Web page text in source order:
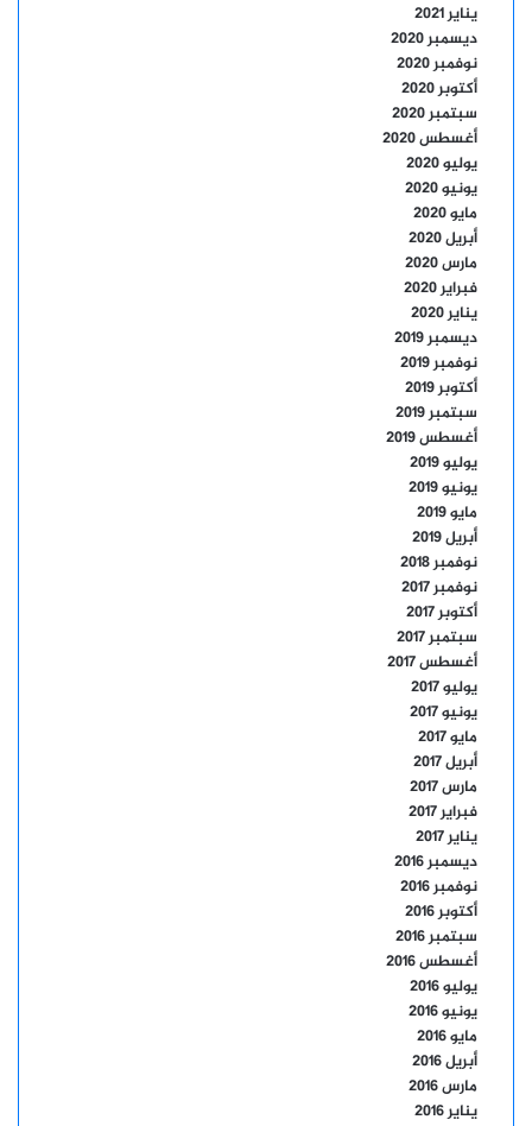
يناير 2021
ديسمبر 2020
نوفمبر 2020
أكتوبر 2020
سبتمبر 2020
أغسطس 2020
يوليو 2020
يونيو 2020
مايو 2020
أبريل 2020
مارس 2020
فبراير 2020
يناير 2020
ديسمبر 2019
نوفمبر 2019
أكتوبر 2019
سبتمبر 2019
أغسطس 2019
يوليو 2019
يونيو 2019
مايو 2019
أبريل 2019
نوفمبر 2018
نوفمبر 2017
أكتوبر 2017
سبتمبر 2017
أغسطس 2017
يوليو 2017
يونيو 2017
مايو 2017
أبريل 2017
مارس 2017
فبراير 2017
يناير 2017
ديسمبر 2016
نوفمبر 2016
أكتوبر 2016
سبتمبر 2016
أغسطس 2016
يوليو 2016
يونيو 2016
مايو 2016
أبريل 2016
مارس 2016
يناير 2016